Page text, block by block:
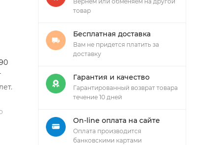
товар
Бесплатная доставка
Вам не придется платить за
доставку
Гарантия и качество
Гарантированный возврат товара
течение 10 дней
On-line оплата на сайте
Оплата производится
банковскими картами